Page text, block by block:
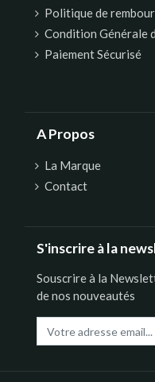
Politique de
Condition Générale
Paiement Sécurisé
A Propos
La Marque
Contact
S'inscrire à la
Souscrire à la
de nos nouveautés